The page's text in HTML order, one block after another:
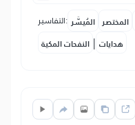
التفاسير: المُيسَّر المختصر
النفحات المكية | هدايات